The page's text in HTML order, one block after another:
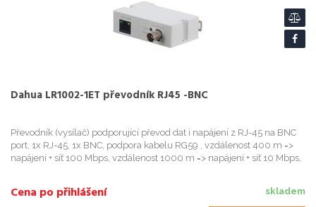
Dahua LR1002-1ET převodník RJ45 -BNC
Převodník (vysílač) podporující převod dat i napájení z RJ-45 na BNC
port, 1x RJ-45, 1x BNC, podpora kabelu RG59 , vzdálenost 400 m =>
napájení + síť 100 Mbps, vzdálenost 1000 m => napájení + síť 10 Mbps,
skladem
Cena po přihlášení